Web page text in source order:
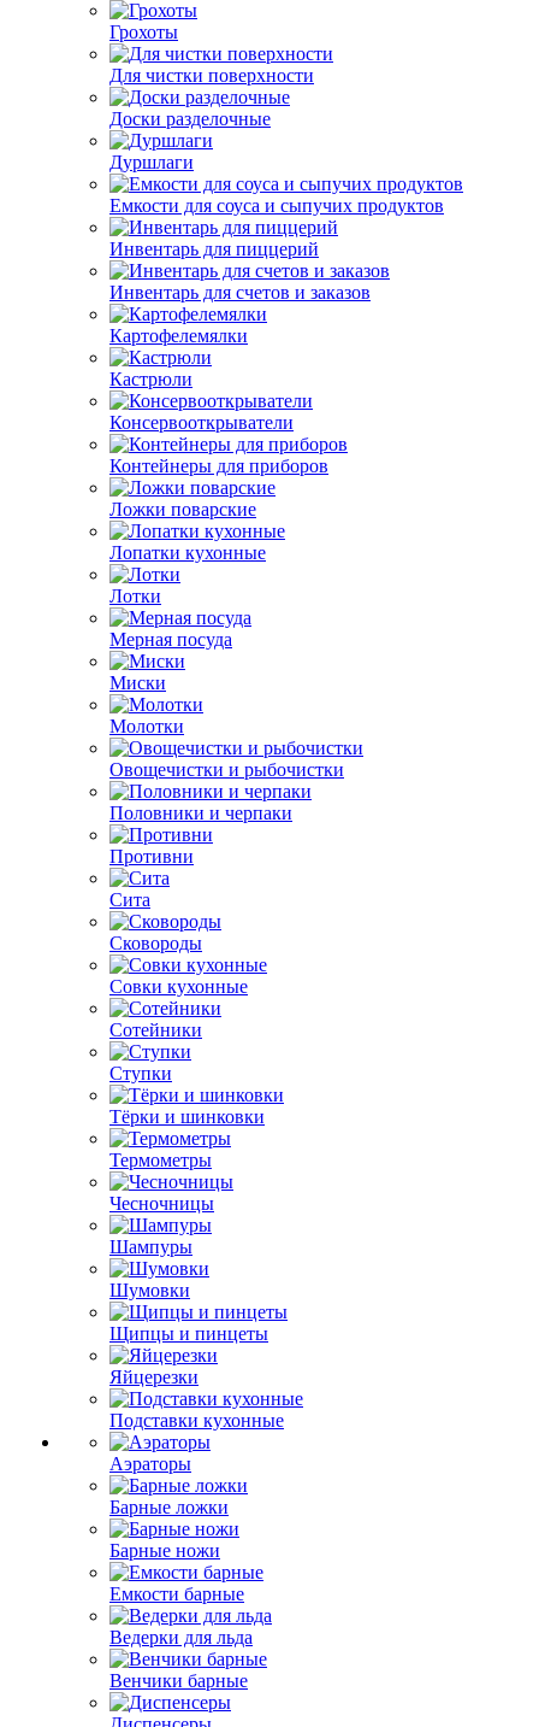
Грохоты
Для чистки поверхности
Доски разделочные
Дуршлаги
Емкости для соуса и сыпучих продуктов
Инвентарь для пиццерий
Инвентарь для счетов и заказов
Картофелемялки
Кастрюли
Консервооткрыватели
Контейнеры для приборов
Ложки поварские
Лопатки кухонные
Лотки
Мерная посуда
Миски
Молотки
Овощечистки и рыбочистки
Половники и черпаки
Противни
Сита
Сковороды
Совки кухонные
Сотейники
Ступки
Тёрки и шинковки
Термометры
Чесночницы
Шампуры
Шумовки
Щипцы и пинцеты
Яйцерезки
Подставки кухонные
Аэраторы
Барные ложки
Барные ножи
Емкости барные
Ведерки для льда
Венчики барные